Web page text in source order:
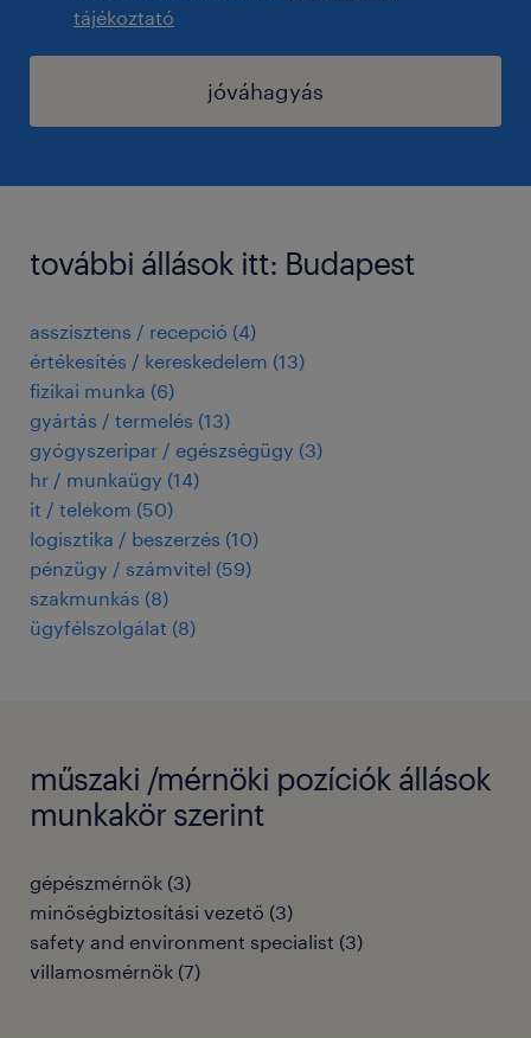
tájékoztató
jóváhagyás
további állások itt: Budapest
asszisztens / recepció (4)
értékesítés / kereskedelem (13)
fizikai munka (6)
gyártás / termelés (13)
gyógyszeripar / egészségügy (3)
hr / munkaügy (14)
it / telekom (50)
logisztika / beszerzés (10)
pénzügy / számvitel (59)
szakmunkás (8)
ügyfélszolgálat (8)
műszaki /mérnöki pozíciók állások
munkakör szerint
gépészmérnök (3)
minőségbiztosítási vezető (3)
safety and environment specialist (3)
villamosmérnök (7)